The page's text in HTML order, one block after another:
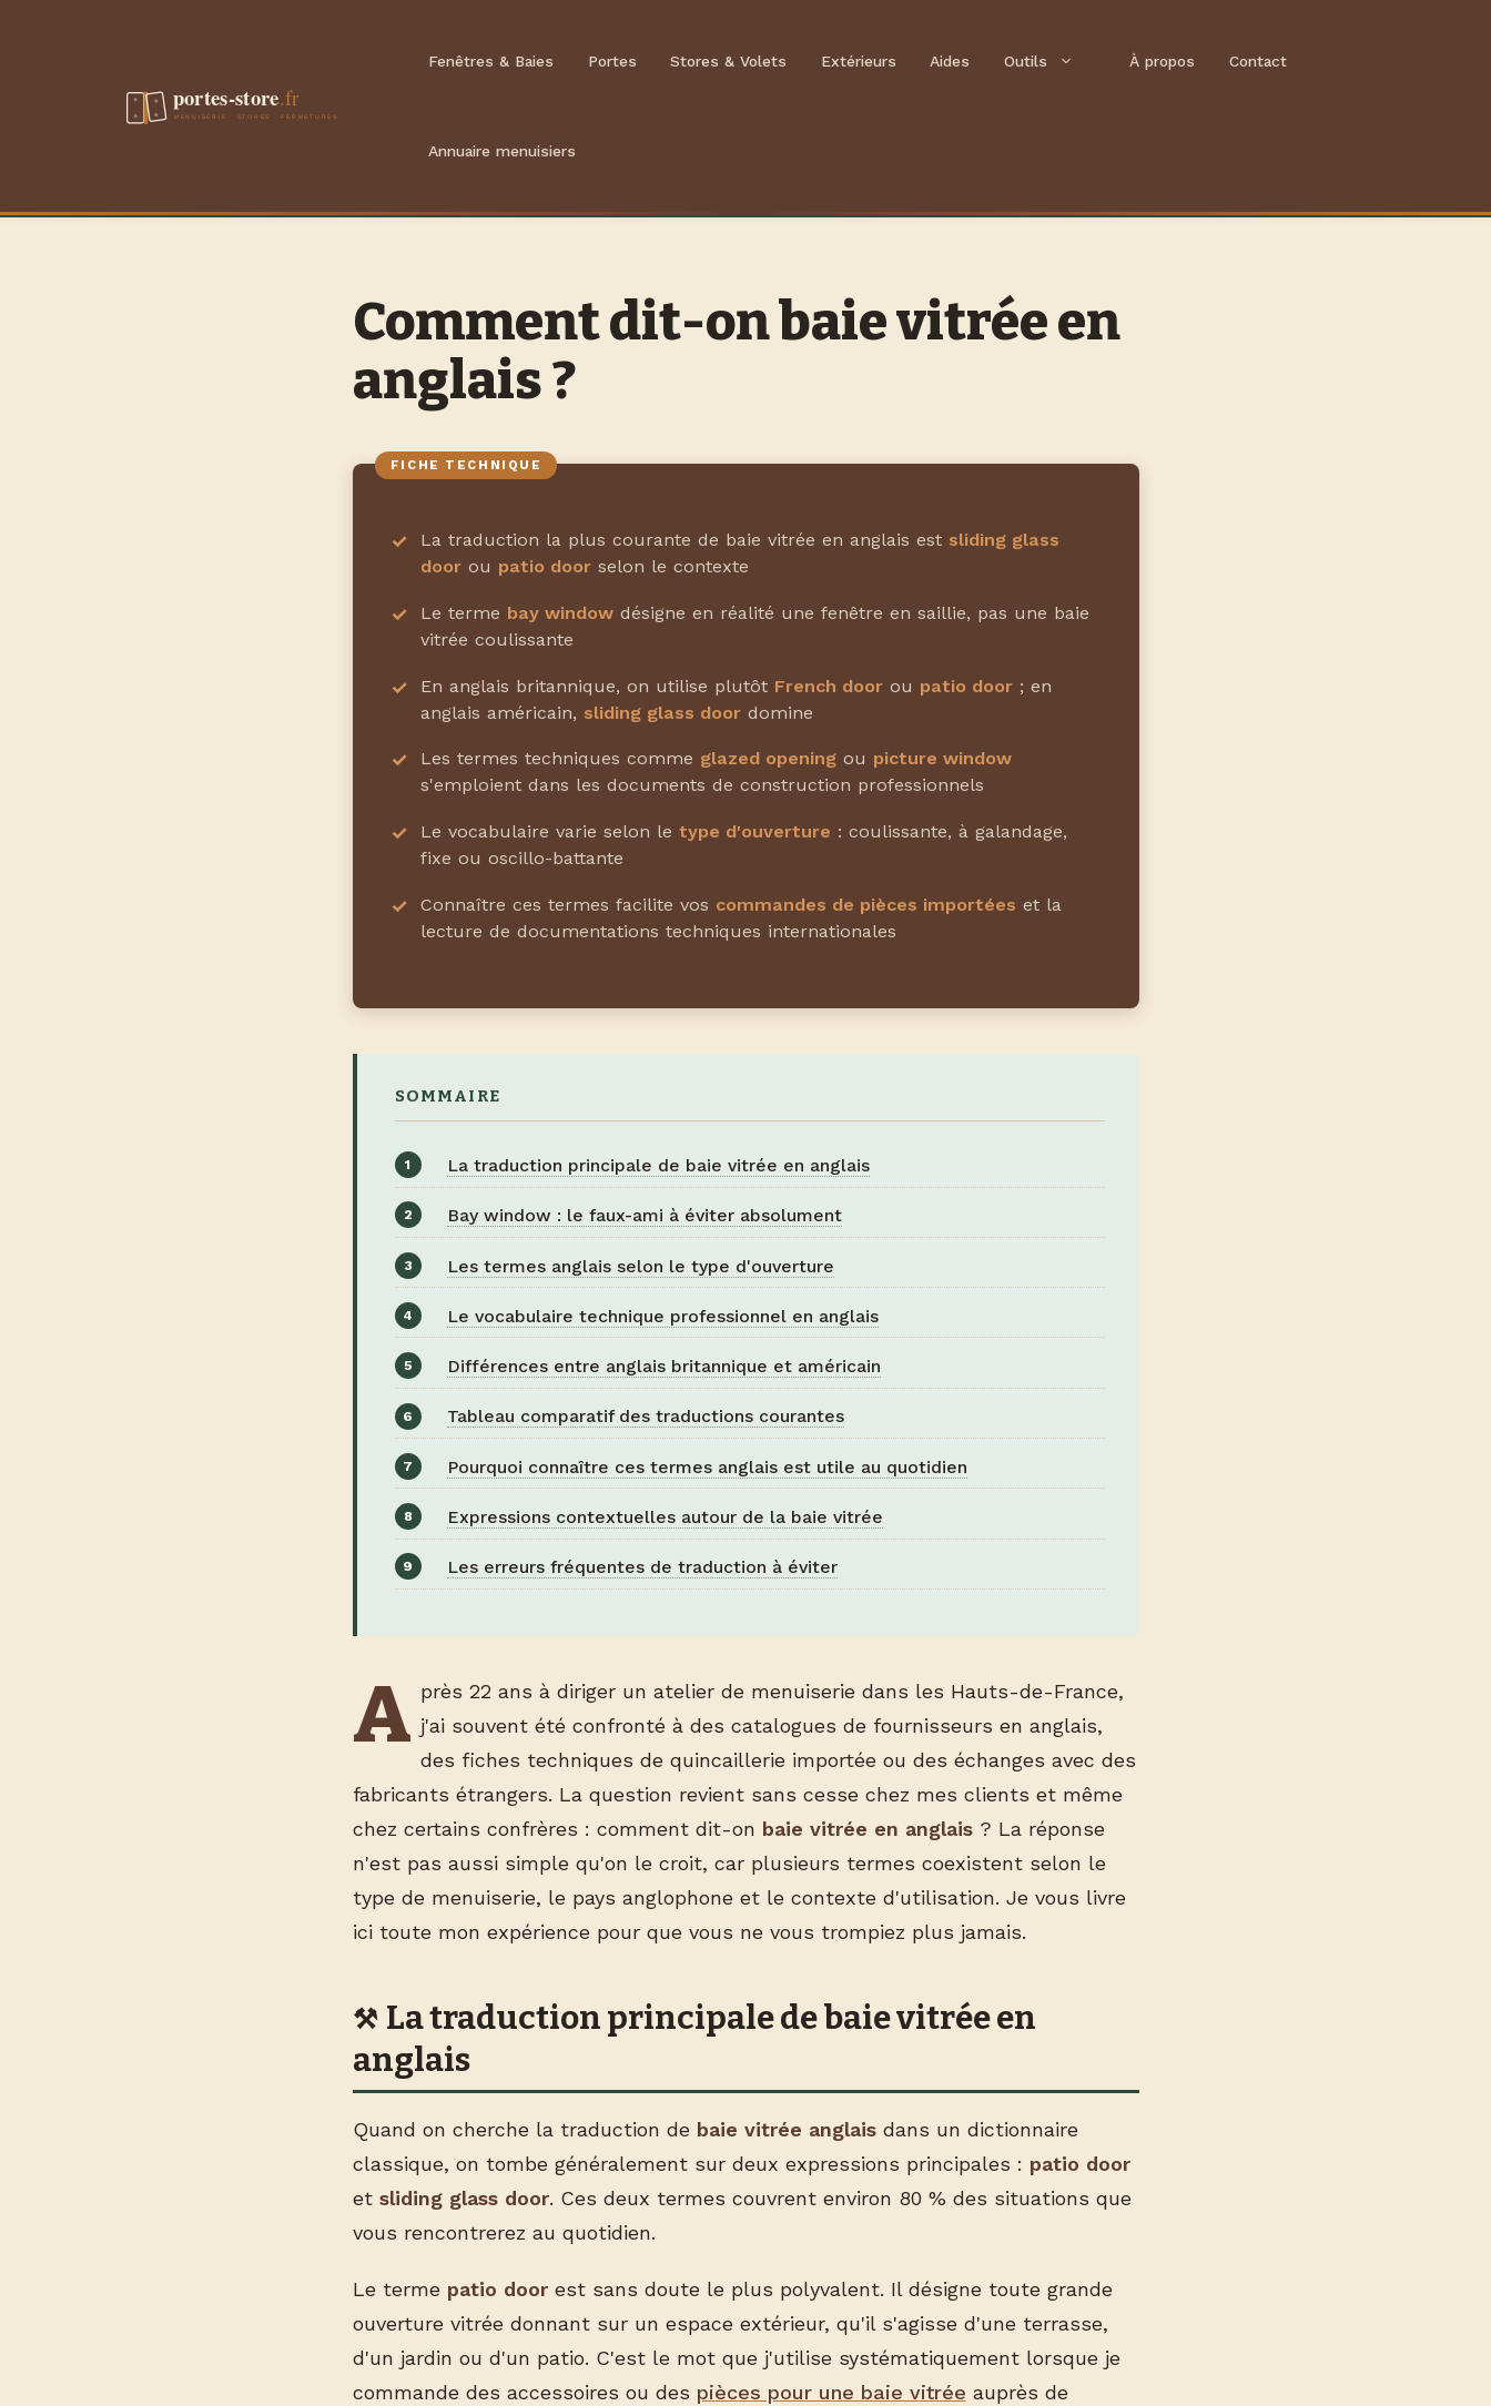
Fenêtres & Baies Portes Stores & Volets Extérieurs Aides Outils À propos Contact
Annuaire menuisiers
Comment dit-on baie vitrée en
anglais ?
La traduction la plus courante de baie vitrée en anglais est sliding glass
doorou patio doorselon le contexte
Le terme bay windowdésigne en réalité une fenêtre en saillie, pas une baie
vitrée coulissante
En anglais britannique, on utilise plutôt French doorou patio door; en
anglais américain, sliding glass doordomine
Les termes techniques comme glazed openingou picture window
s'emploient dans les documents de construction professionnels
Le vocabulaire varie selon le type d'ouverture : coulissante, à galandage,
fixe ou oscillo-battante
Connaître ces termes facilite vos commandes de pièces importées et la
lecture de documentations techniques internationales
SOMMAIRE
La traduction principale de baie vitrée en anglais
Bay window : le faux-ami à éviter absolument
Les termes anglais selon le type d'ouverture
Le vocabulaire technique professionnel en anglais
Différences entre anglais britannique et américain
Tableau comparatif des traductions courantes
Pourquoi connaître ces termes anglais est utile au quotidien
Expressions contextuelles autour de la baie vitrée
Les erreurs fréquentes de traduction à éviter
A près 22 ans à diriger un atelier de menuiserie dans les Hauts-de-France,
j'ai souvent été confronté à des catalogues de fournisseurs en anglais,
des fiches techniques de quincaillerie importée ou des échanges avec des
fabricants étrangers. La question revient sans cesse chez mes clients et même
chez certains confrères : comment dit-on baie vitrée en anglais? La réponse
n'est pas aussi simple qu'on le croit, car plusieurs termes coexistent selon le
type de menuiserie, le pays anglophone et le contexte d'utilisation. Je vous livre
ici toute mon expérience pour que vous ne vous trompiez plus jamais.
La traduction principale de baie vitrée en
anglais
Quand on cherche la traduction de baie vitrée anglaisdans un dictionnaire
classique, on tombe généralement sur deux expressions principales : patio door
et sliding glass door. Ces deux termes couvrent environ 80 % des situations que
vous rencontrerez au quotidien.
Le terme patio doorest sans doute le plus polyvalent. Il désigne toute grande
ouverture vitrée donnant sur un espace extérieur, qu'il s'agisse d'une terrasse,
d'un jardin ou d'un patio. C'est le mot que j'utilise systématiquement lorsque je
commande des accessoires ou des pièces pour une baie vitrée auprès de